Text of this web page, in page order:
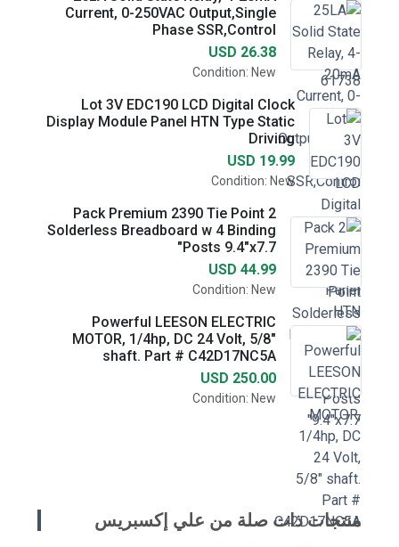
Current, 0-250VAC Output,Single
Phase SSR,Control
USD 26.38
Condition: New
Lot 3V EDC190 LCD Digital Clock
Display Module Panel HTN Type Static
Driving
USD 19.99
Condition: New
2 Pack Premium 2390 Tie Point
Solderless Breadboard w 4 Binding
Posts 9.4"x7.7"
USD 44.99
Condition: New
Powerful LEESON ELECTRIC
MOTOR, 1/4hp, DC 24 Volt, 5/8"
shaft. Part # C42D17NC5A
USD 250.00
Condition: New
منتجات ذات صلة من علي إكسبريس